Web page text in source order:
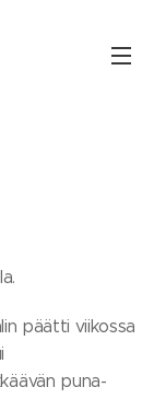
päätti viikossa
puna-